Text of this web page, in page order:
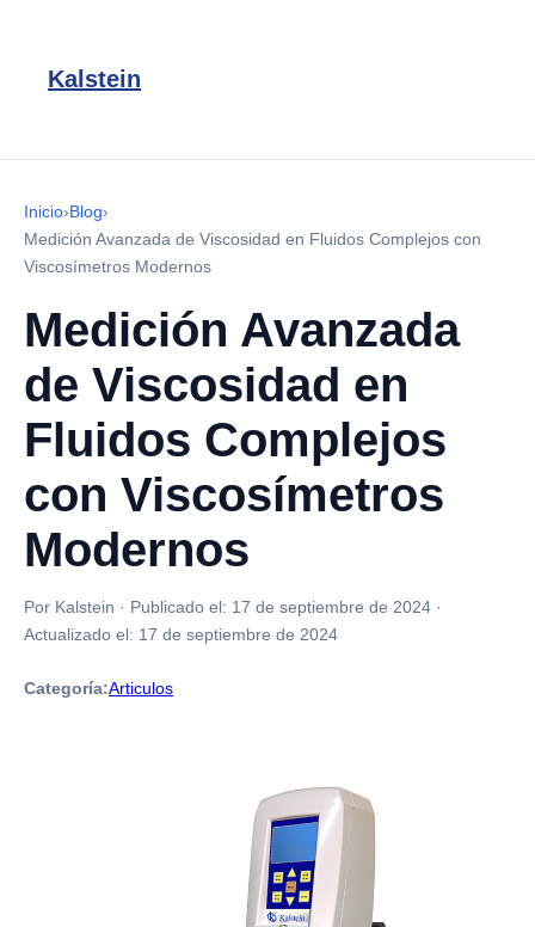
Kalstein
Inicio›Blog›
Medición Avanzada de Viscosidad en Fluidos Complejos con
Viscosímetros Modernos
Medición Avanzada
de Viscosidad en
Fluidos Complejos
con Viscosímetros
Modernos
Por Kalstein · Publicado el: 17 de septiembre de 2024 ·
Actualizado el: 17 de septiembre de 2024
Categoría:Articulos